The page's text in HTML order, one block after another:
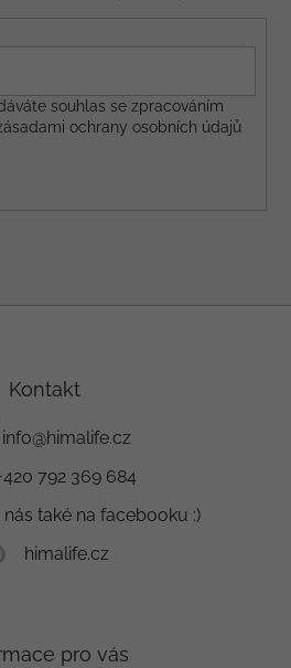
souhlas se zpracováním
ochrany osobních údajů
Kontakt
info@himalife.cz
792 369 684
také na facebooku :)
himalife.cz
pro vás